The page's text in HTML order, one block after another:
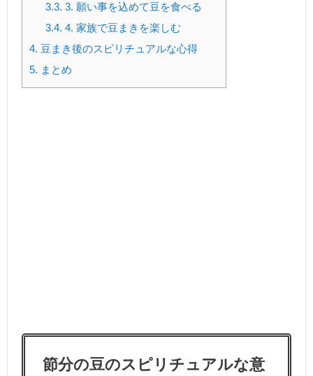
3.3. 3. 願い事を込めて豆を食べる
3.4. 4. 家族で豆まきを楽しむ
4. 豆まき後のスピリチュアルな心得
5. まとめ
節分の豆のスピリチュアルな意